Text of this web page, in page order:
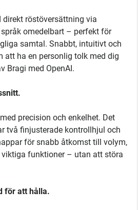
direkt röstöversättning via
omedelbart – perfekt för
samtal. Snabbt, intuitivt och
att ha en personlig tolk med dig
Bragi med OpenAI.
precision och enkelhet. Det
två finjusterade kontrollhjul och
för snabb åtkomst till volym,
funktioner – utan att störa
för att hålla.